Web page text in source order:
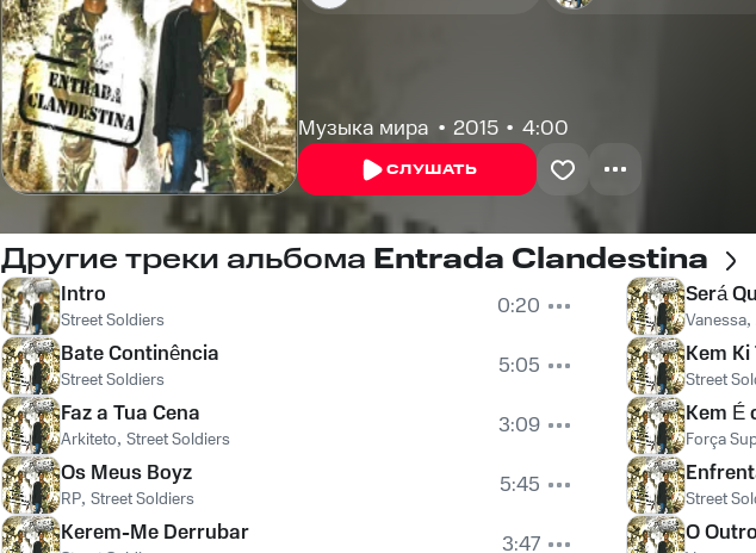
Музыка мира 2015 4:00
СЛУШАТЬ
Другие треки альбома Entrada Clandestina
Intro
Street Soldiers
0:20
Bate Continência
Street Soldiers
5:05
Faz a Tua Cena
Arkiteto, Street Soldiers
3:09
Os Meus Boyz
RP, Street Soldiers
5:45
Kerem-Me Derrubar
3:47
Será
Vanessa,
Kem
Street
Kem É
Força
Street
O